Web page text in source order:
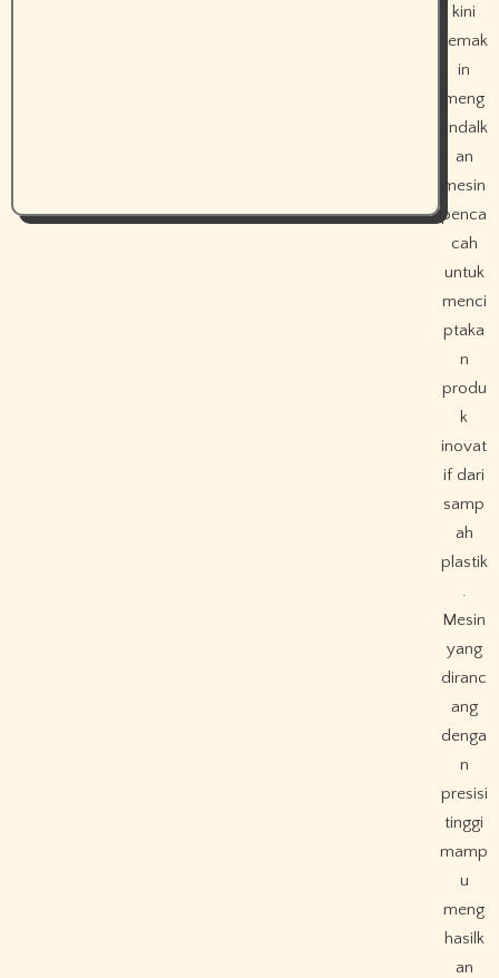
kini
semak
in
meng
andalk
an
mesin
penca
cah
untuk
menci
ptaka
n
produ
k
inovat
if dari
samp
ah
plastik
.
Mesin
yang
diranc
ang
denga
n
presisi
tinggi
mamp
u
meng
hasilk
an